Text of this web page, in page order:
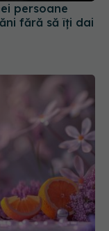
persoane
fără să îți dai